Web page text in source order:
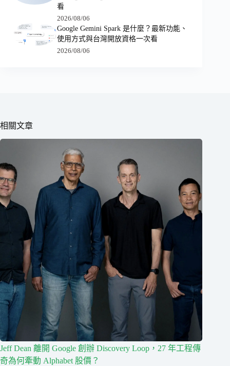
看
2026/08/06
Google Gemini Spark 是什麼？最新功能、
使用方式與台灣開放資格一次看
2026/08/06
相關文章
Jeff Dean 離開 Google 創辦 Discovery Loop，27 年工程傳
奇為何牽動 Alphabet 股價？